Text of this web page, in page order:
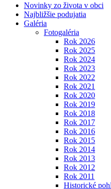
Novinky zo života v obci
Najbližšie podujatia
Galéria
Fotogaléria
Rok 2026
Rok 2025
Rok 2024
Rok 2023
Rok 2022
Rok 2021
Rok 2020
Rok 2019
Rok 2018
Rok 2017
Rok 2016
Rok 2015
Rok 2014
Rok 2013
Rok 2012
Rok 2011
Historické